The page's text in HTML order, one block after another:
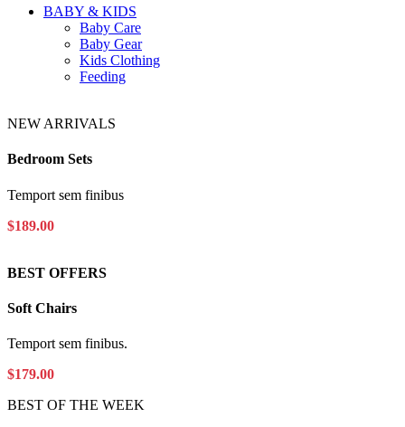
BABY & KIDS
Baby Care
Baby Gear
Kids Clothing
Feeding
NEW ARRIVALS
Bedroom Sets
Temport sem finibus
$189.00
BEST OFFERS
Soft Chairs
Temport sem finibus.
$179.00
BEST OF THE WEEK